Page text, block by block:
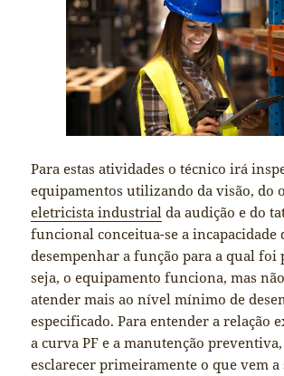
Para estas atividades o técnico irá
equipamentos utilizando da visão, do
eletricista industrial da audição e do
funcional conceitua-se a incapacidade
desempenhar a função para a qual foi
seja, o equipamento funciona, mas
atender mais ao nível mínimo de
especificado. Para entender a relação
a curva PF e a manutenção
esclarecer primeiramente o que vem a